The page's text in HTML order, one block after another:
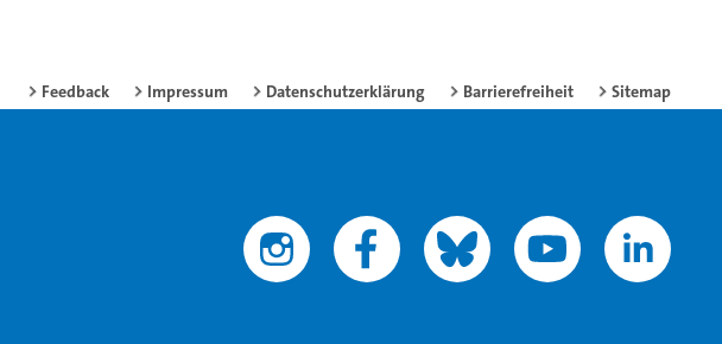
Feedback Impressum Datenschutzerklärung Barrierefreiheit Sitemap